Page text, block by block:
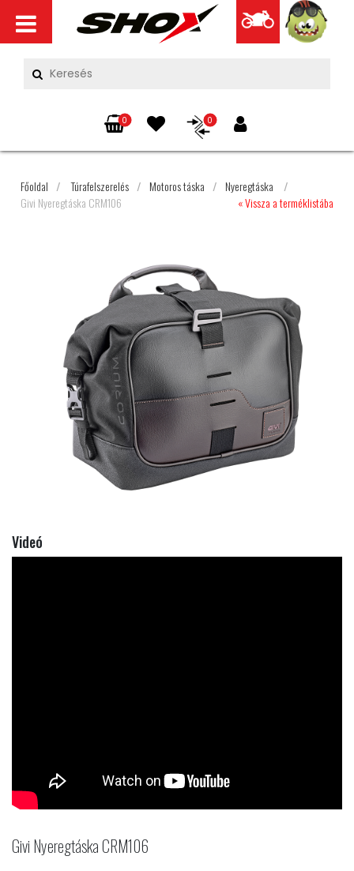
0 0
Főoldal / Túrafelszerelés / Motoros táska / Nyeregtáska
/
Givi Nyeregtáska CRM106
« Vissza a terméklistába
Videó
Givi Nyeregtáska CRM106